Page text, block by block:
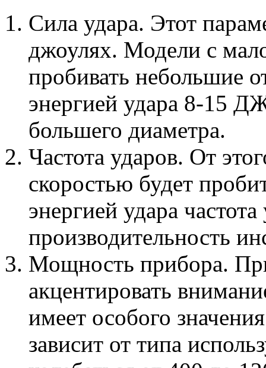
Сила удара. Этот
джоулях. Модели с
пробивать небольшие
энергией удара 8-15
большего диаметра.
Частота ударов. От
скоростью будет
энергией удара
производительность
Мощность прибора.
акцентировать
имеет особого
зависит от типа